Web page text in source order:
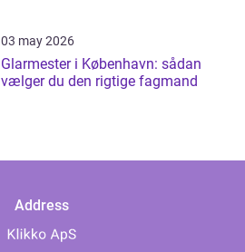
03 may 2026
Glarmester i København: sådan
vælger du den rigtige fagmand
Address